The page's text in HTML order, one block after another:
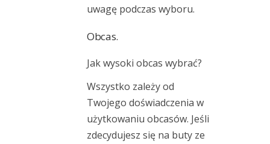
uwagę podczas wyboru.
Obcas.
Jak wysoki obcas wybrać?
Wszystko zależy od
Twojego doświadczenia w
użytkowaniu obcasów. Jeśli
zdecydujesz się na buty ze